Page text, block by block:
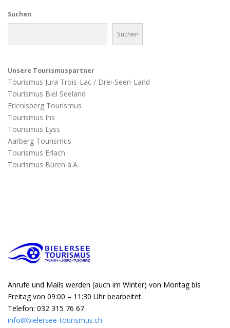
Suchen
Suchen
Unsere Tourismuspartner
Tourismus Jura Trois-Lac / Drei-Seen-Land
Tourismus Biel Seeland
Frienisberg Tourismus
Tourismus Ins
Tourismus Lyss
Aarberg Tourismus
Tourismus Erlach
Tourismus Büren a.A.
Anrufe und Mails werden (auch im Winter) von Montag bis
Freitag von 09:00 – 11:30 Uhr bearbeitet.
Telefon: 032 315 76 67
info@bielersee-tourismus.ch